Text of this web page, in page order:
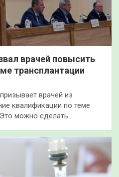
врачей повысить
трансплантации
врачей из
квалификации по теме
можно сделать…